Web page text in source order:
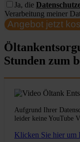
Ja, die
Verarbeitung meiner
Angebot jetzt
Stunden zum
Aufgrund Ihrer
leider keine YouTube
Klicken Sie hier um